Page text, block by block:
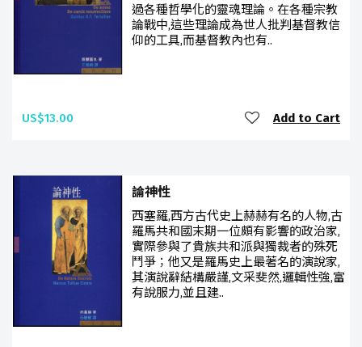
過各種哲學化的靈魂理論。在各種宗教
論戰中,這些理論成為世人批判基督教信
仰的工具,而基督教內也有..
US$13.00 Add to Cart
論神性
西塞羅,西方古代史上赫赫有名的人物,古
羅馬共和國末期一位頗有影響的政治家,
實際參與了貴族共和派與獨裁者的殊死
鬥爭；他又是羅馬史上最著名的演說家,
其演說辭結構嚴謹,文采斐然,邏輯性強,富
有說服力,並且建..